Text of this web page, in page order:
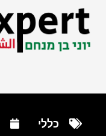
כללי